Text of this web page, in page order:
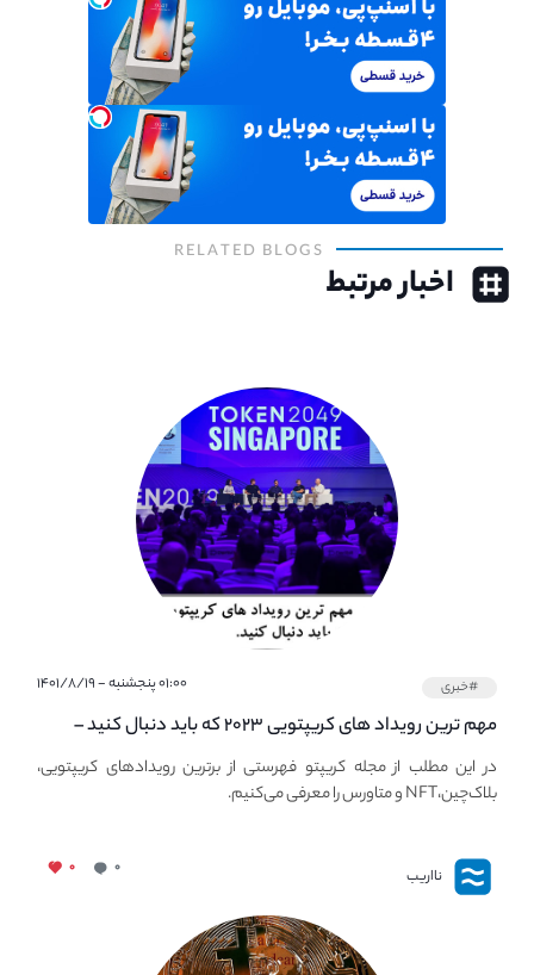
RELATED BLOGS
اخبار مرتبط
#خبری ۰۱:۰۰ پنجشنبه - ۱۴۰۱/۸/۱۹
مهم ترین رویداد های کریپتویی ۲۰۲۳ که باید دنبال کنید –
معرفی بهترین رویداد های جهانی
در این مطلب از مجله کریپتو فهرستی از برترین رویدادهای کریپتویی،
بلاک‌چین،NFT و متاورس را معرفی می‌کنیم.
نااریب ۰ ۰